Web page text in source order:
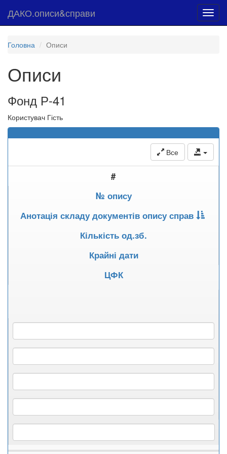
ДАКО.описи&справи
Головна Описи
Описи
Фонд Р-41
Користувач Гість
Все
#
№ опису
Анотація складу документів опису справ
Кількість од.зб.
Крайні дати
ЦФК